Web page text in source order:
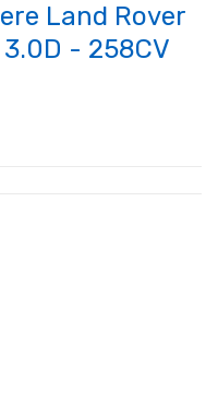
Land Rover
- 258CV